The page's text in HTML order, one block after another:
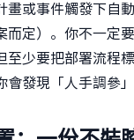
畫或事件觸發下自
而定）。你不一定
至少要把部署流程
會發現「人手調參